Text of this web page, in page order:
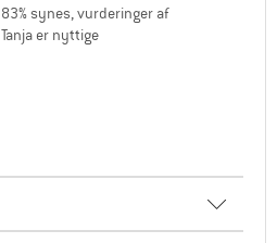
83% synes, vurderinger af
Tanja er nyttige